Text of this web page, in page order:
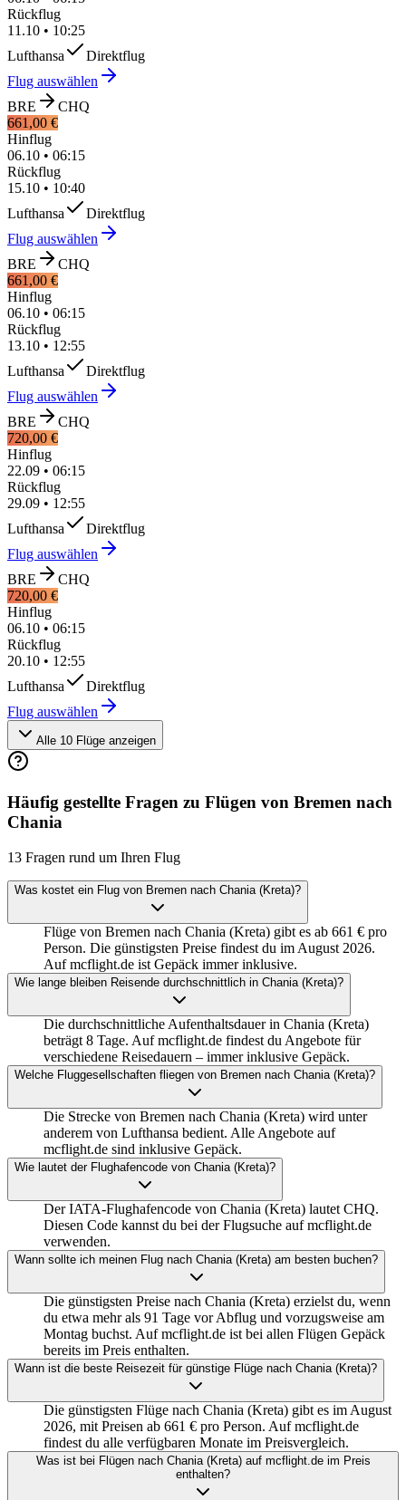
Rückflug
11.10 • 10:25
Lufthansa
Direktflug
Flug auswählen
BRE
CHQ
661,00 €
Hinflug
06.10 • 06:15
Rückflug
15.10 • 10:40
Lufthansa
Direktflug
Flug auswählen
BRE
CHQ
661,00 €
Hinflug
06.10 • 06:15
Rückflug
13.10 • 12:55
Lufthansa
Direktflug
Flug auswählen
BRE
CHQ
720,00 €
Hinflug
22.09 • 06:15
Rückflug
29.09 • 12:55
Lufthansa
Direktflug
Flug auswählen
BRE
CHQ
720,00 €
Hinflug
06.10 • 06:15
Rückflug
20.10 • 12:55
Lufthansa
Direktflug
Flug auswählen
Alle 10 Flüge anzeigen
Häufig gestellte Fragen zu Flügen von Bremen nach
Chania
13 Fragen rund um Ihren Flug
Was kostet ein Flug von Bremen nach Chania (Kreta)?
Flüge von Bremen nach Chania (Kreta) gibt es ab 661 € pro
Person. Die günstigsten Preise findest du im August 2026.
Auf mcflight.de ist Gepäck immer inklusive.
Wie lange bleiben Reisende durchschnittlich in Chania (Kreta)?
Die durchschnittliche Aufenthaltsdauer in Chania (Kreta)
beträgt 8 Tage. Auf mcflight.de findest du Angebote für
verschiedene Reisedauern – immer inklusive Gepäck.
Welche Fluggesellschaften fliegen von Bremen nach Chania (Kreta)?
Die Strecke von Bremen nach Chania (Kreta) wird unter
anderem von Lufthansa bedient. Alle Angebote auf
mcflight.de sind inklusive Gepäck.
Wie lautet der Flughafencode von Chania (Kreta)?
Der IATA-Flughafencode von Chania (Kreta) lautet CHQ.
Diesen Code kannst du bei der Flugsuche auf mcflight.de
verwenden.
Wann sollte ich meinen Flug nach Chania (Kreta) am besten buchen?
Die günstigsten Preise nach Chania (Kreta) erzielst du, wenn
du etwa mehr als 91 Tage vor Abflug und vorzugsweise am
Montag buchst. Auf mcflight.de ist bei allen Flügen Gepäck
bereits im Preis enthalten.
Wann ist die beste Reisezeit für günstige Flüge nach Chania (Kreta)?
Die günstigsten Flüge nach Chania (Kreta) gibt es im August
2026, mit Preisen ab 661 € pro Person. Auf mcflight.de
findest du alle verfügbaren Monate im Preisvergleich.
Was ist bei Flügen nach Chania (Kreta) auf mcflight.de im Preis
enthalten?